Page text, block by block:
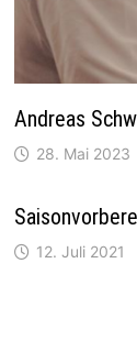
Andreas
28. Mai 2023
12. Juli 2021